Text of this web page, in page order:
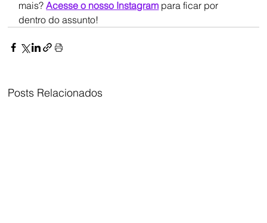
mais? Acesse o nosso Instagram para ficar por
dentro do assunto!
Posts Relacionados